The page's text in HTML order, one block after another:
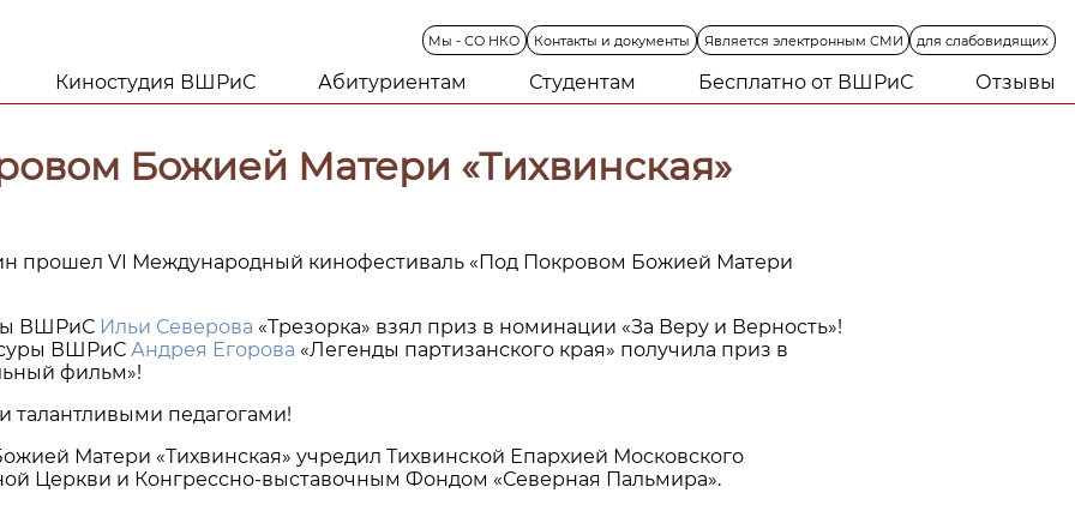
Мы - СО НКО Контакты и документы Является электронным СМИ для слабовидящих
Киностудия ВШРиС Абитуриентам Студентам Бесплатно от ВШРиС Отзывы
Божией Матери «Тихвинская»
прошел VI Международный кинофестиваль «Под Покровом Божией Матери
ВШРиС Ильи Северова «Трезорка» взял приз в номинации «За Веру и Верность»!
ВШРиС Андрея Егорова «Легенды партизанского края» получила приз в
фильм»!
педагогами!
Матери «Тихвинская» учредил Тихвинской Епархией Московского
Церкви и Конгрессно-выставочным Фондом «Северная Пальмира».